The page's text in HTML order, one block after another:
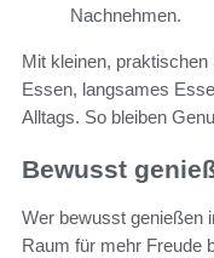
Nachnehmen.
Mit kleinen,
Essen, langsames
Alltags. So bleiben
Bewusst
Wer bewusst genießen
Raum für mehr Freude